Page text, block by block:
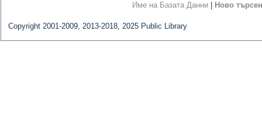
Име на Базата Данни Ново
Copyright 2001-2009, 2013-2018, 2025 Public Library